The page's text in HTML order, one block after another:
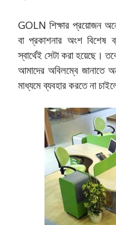
GOLN শিক্ষার প্রয়োজন
বা প্রকাশনার অংশ বিশেষ
স্বার্থেই সেটা করা হয়েছে।
আমাদের অবিলম্বে জানাতে
মাধ্যমে ব্যবহার করতে না